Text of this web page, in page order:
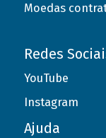
Moedas
Redes
YouTube
Instagram
Ajuda